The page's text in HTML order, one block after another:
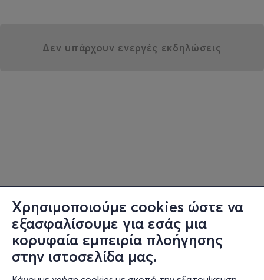
Χρησιμοποιούμε cookies ώστε να
εξασφαλίσουμε για εσάς μια
κορυφαία εμπειρία πλοήγησης
στην ιστοσελίδα μας.
Δεν υπάρχουν ενεργές εκδηλώσεις